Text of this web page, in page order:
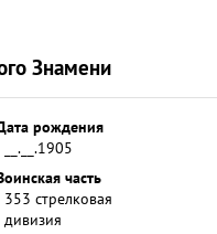
Знамени
рождения
__.__.1905
часть
353 стрелковая
дивизия